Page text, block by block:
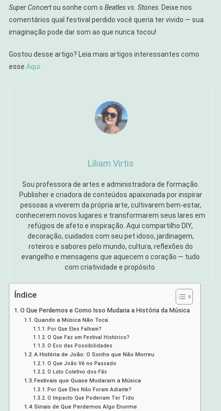
Super Concertou sonhe com o Beatles vs. Stones. Deixe nos
comentários qual festival perdido você queria ter vivido — sua
imaginação pode dar som ao que nunca tocou!
Gostou desse artigo? Leia mais artigos interessantes como
esse Aqui.
Liliam Virtis
Sou professora de artes e administradora de formação.
Publisher e criadora de conteúdos apaixonada por inspirar
pessoas a viverem da própria arte, cultivarem bem-estar,
conhecerem novos lugares e transformarem seus lares em
refúgios de afeto e inspiração. Aqui compartilho DIY,
decoração, cuidados com seu pet idoso, jardinagem,
roteiros e sabores pelo mundo, cultura, reflexões do
evangelho e mensagens que aquecem o coração — tudo
com criatividade e propósito.
Índice
O Que Perdemos e Como Isso Mudaria a História da Música
Quando a Música Não Toca
Por Que Eles Falham?
O Que Faz um Festival Histórico?
O Eco das Possibilidades
A História de João: O Sonho que Não Morreu
O Que João Vê no Passado
O Luto Coletivo dos Fãs
Festivais que Quase Mudaram a Música
Por Que Eles Não Foram Adiante?
O Impacto Que Poderiam Ter Tido
Sinais de Que Perdemos Algo Enorme